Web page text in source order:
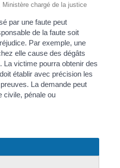
chargé de la justice
par une faute peut
de la faute soit
Par exemple, une
elle cause des dégâts
La victime pourra obtenir des
établir avec précision les
La demande peut
civile, pénale ou